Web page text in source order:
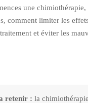
une
comment limiter les
et éviter les
retenir : la